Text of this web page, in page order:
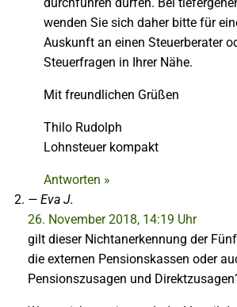
wenden Sie sich daher bitte für
Auskunft an einen Steuerberater
Steuerfragen in Ihrer Nähe.
Mit freundlichen Grüßen
Thilo Rudolph
Lohnsteuer kompakt
Antworten »
Eva J.
26. November 2018, 14:19 Uhr
gilt dieser Nichtanerkennung der
die externen Pensionskassen oder
Pensionszusagen und